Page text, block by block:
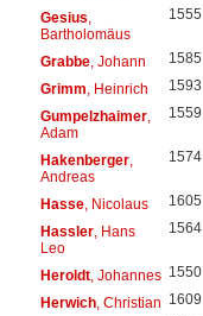
Gesius
Bartholomäus
1555
Grabbe, Johann 1585
Grimm , Heinrich 1593
Gumpelzhaimer,
Adam
1559
Hakenberger,
Andreas
1574
Hasse, Nicolaus 1605
Hassler, Hans
Leo
1564
Heroldt, Johannes 1550
Herwich, Christian 1609